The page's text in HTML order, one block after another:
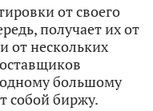
от своего
получает их от
от нескольких
большому
собой биржу.